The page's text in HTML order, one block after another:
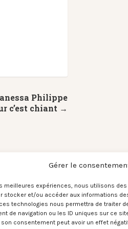
Gérer le
meilleures expériences, nous utilisons
stocker et/ou accéder aux informations
technologies nous permettra de traiter
de navigation ou les ID uniques sur ce
son consentement peut avoir un effet
Philippe
c’est chiant →